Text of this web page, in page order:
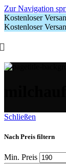
Zur Navigation
Kostenloser
Kostenloser
Schließen
Nach Preis filtern
Min. Preis